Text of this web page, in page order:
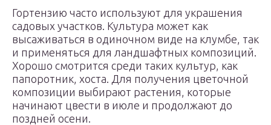
Гортензию часто используют для украшения
садовых участков. Культура может как
высаживаться в одиночном виде на клумбе, так
и применяться для ландшафтных композиций.
Хорошо смотрится среди таких культур, как
папоротник, хоста. Для получения цветочной
композиции выбирают растения, которые
начинают цвести в июле и продолжают до
поздней осени.